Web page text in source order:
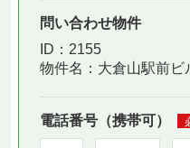
問い合わせ物件
ID：2155
物件名： 大倉山駅前ビ
電話番号（携帯可）